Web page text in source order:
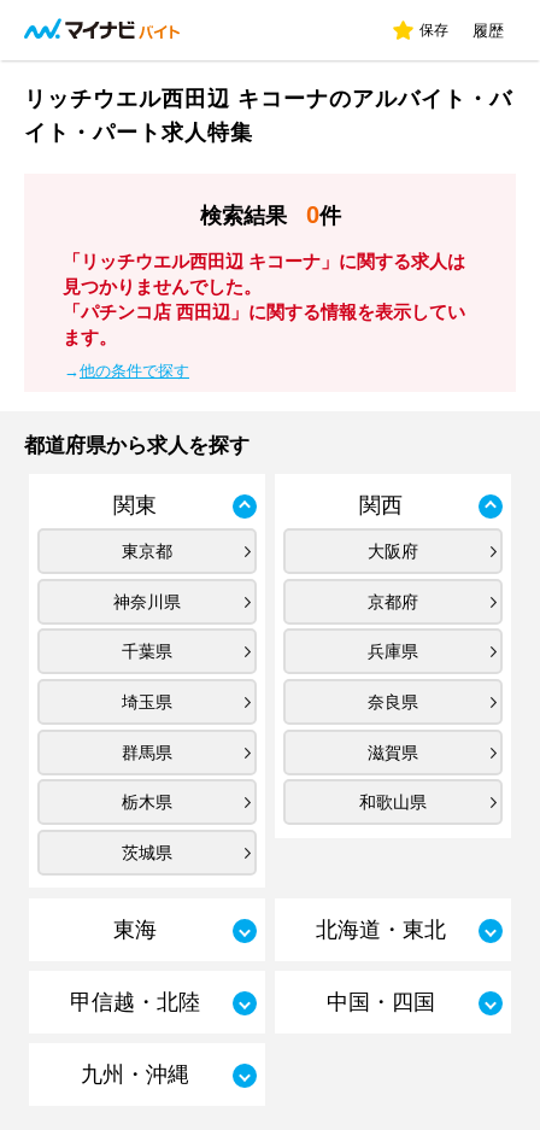
保存 履歴
リッチウエル西田辺 キコーナのアルバイト・バ
イト・パート求人特集
検索結果 0件
「リッチウエル西田辺 キコーナ」に関する求人は
見つかりませんでした。
「パチンコ店 西田辺」に関する情報を表示してい
ます。
→他の条件で探す
都道府県から求人を探す
関東
東京都
神奈川県
千葉県
埼玉県
群馬県
栃木県
茨城県
関西
大阪府
京都府
兵庫県
奈良県
滋賀県
和歌山県
東海 北海道・東北
甲信越・北陸 中国・四国
九州・沖縄